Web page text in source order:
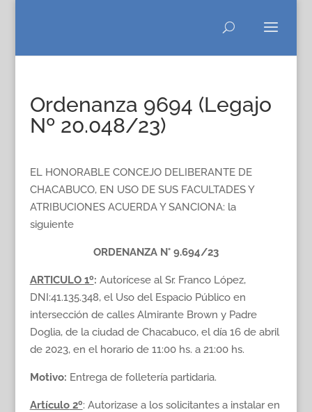
Ordenanza 9694 (Legajo
Nº 20.048/23)
EL HONORABLE CONCEJO DELIBERANTE DE
CHACABUCO, EN USO DE SUS FACULTADES Y
ATRIBUCIONES ACUERDA Y SANCIONA: la
siguiente
ORDENANZA N° 9.694/23
ARTICULO 1º: Autorícese al Sr. Franco López,
DNI:41.135.348, el Uso del Espacio Público en
intersección de calles Almirante Brown y Padre
Doglia, de la ciudad de Chacabuco, el día 16 de abril
de 2023, en el horario de 11:00 hs. a 21:00 hs.
Motivo: Entrega de folletería partidaria.
Artículo2º: Autorizase a los solicitantes a instalar en